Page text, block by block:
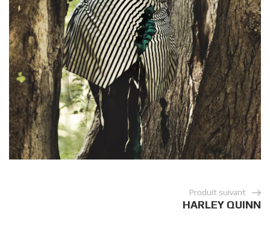
Produit suivant
HARLEY QUINN